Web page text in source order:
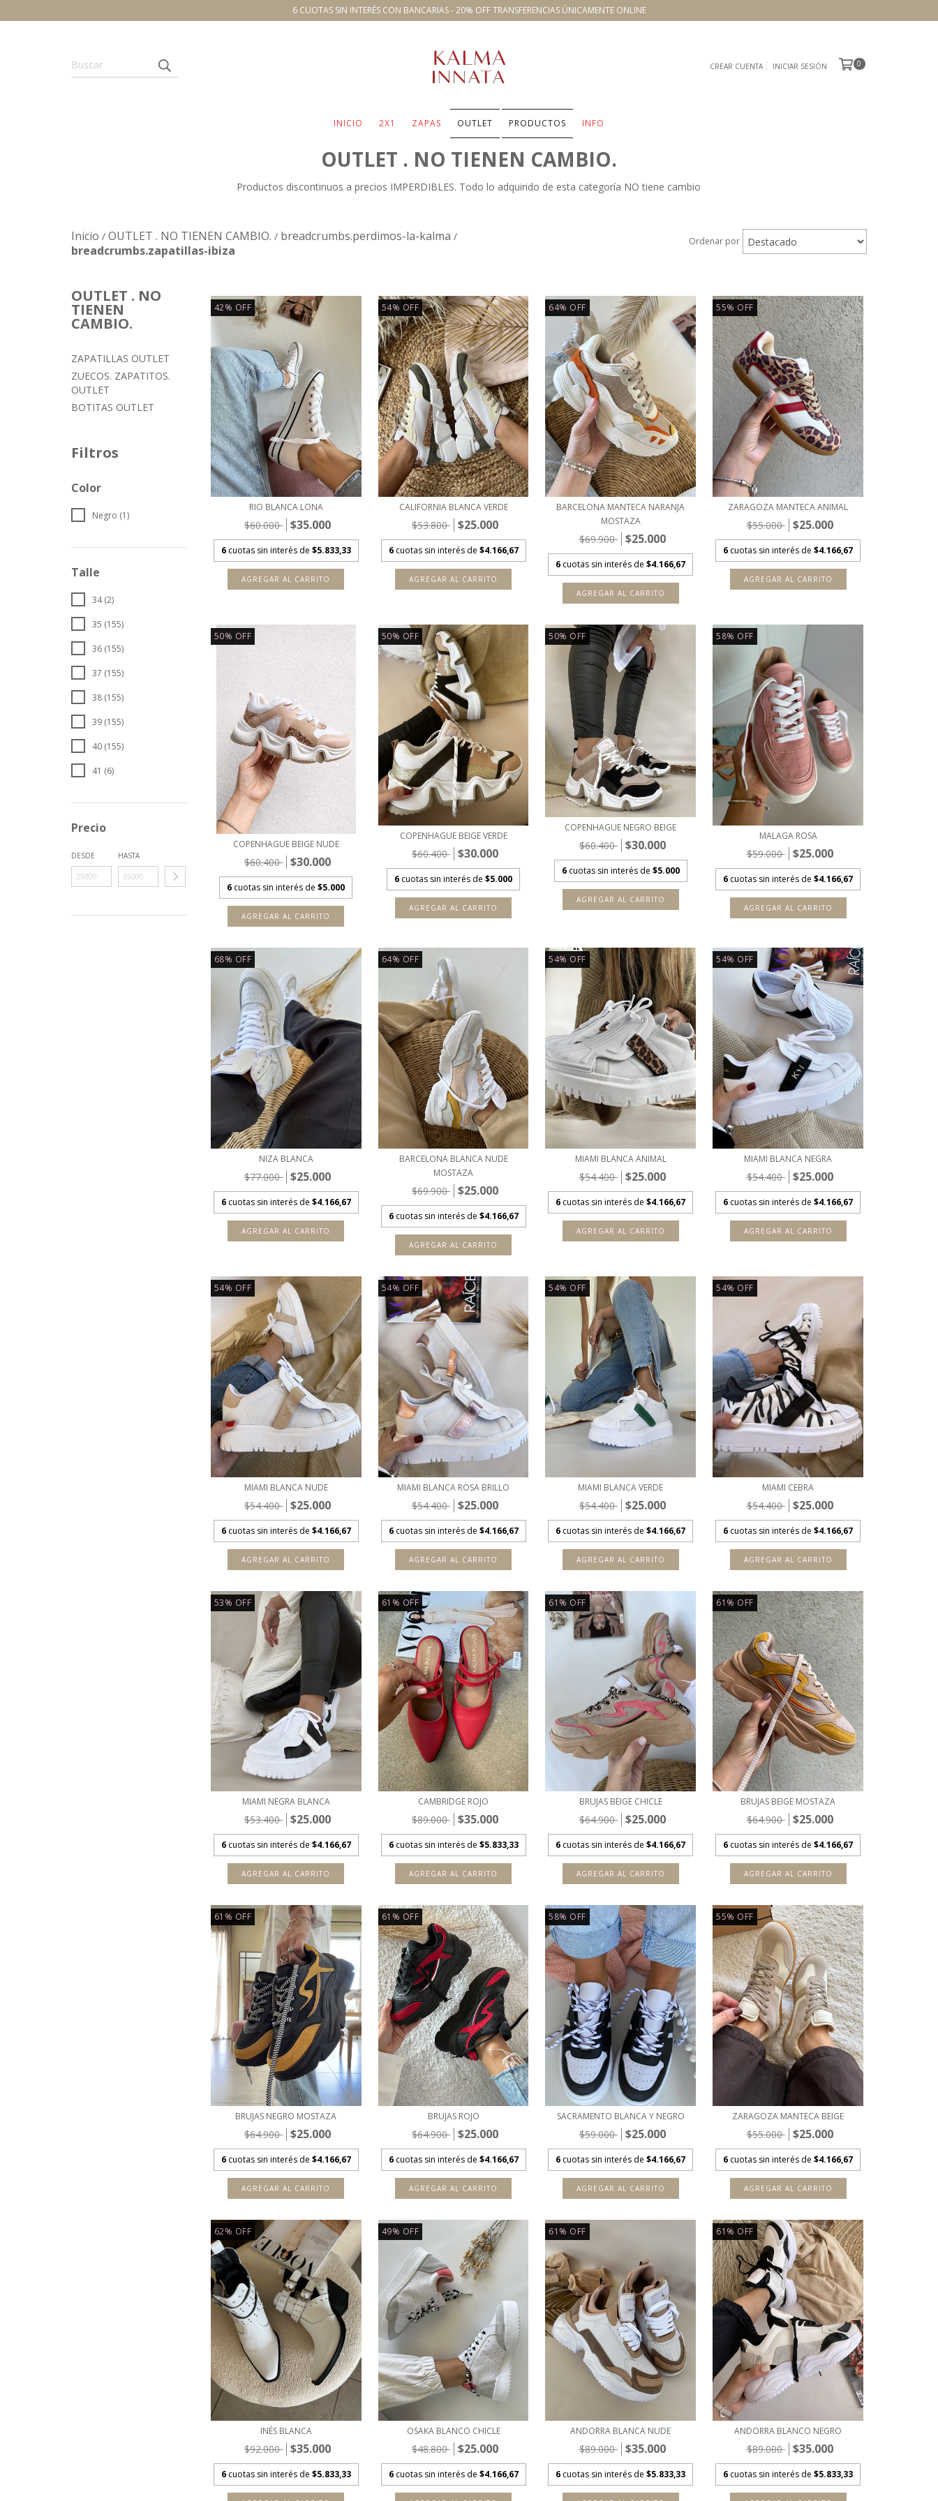
6 CUOTAS SIN INTERÉS CON BANCARIAS - 20% OFF TRANSFERENCIAS ÚNICAMENTE ONLINE
CREAR CUENTA INICIAR SESIÓN 0
INICIO 2X1 ZAPAS OUTLET PRODUCTOS INFO
OUTLET . NO TIENEN CAMBIO.
Productos discontinuos a precios IMPERDIBLES. Todo lo adquirido de esta categoría NO tiene cambio
Inicio / OUTLET . NO TIENEN CAMBIO. / breadcrumbs.perdimos-la-kalma /
breadcrumbs.zapatillas-ibiza
Ordenar por
OUTLET . NO
TIENEN
CAMBIO.
ZAPATILLAS OUTLET
ZUECOS. ZAPATITOS.
OUTLET
BOTITAS OUTLET
Filtros
Color
Negro (1)
Talle
34 (2)
35 (155)
36 (155)
37 (155)
38 (155)
39 (155)
40 (155)
41 (6)
Precio
DESDE HASTA
42% OFF
RIO BLANCA LONA
$60.000 $35.000
6 cuotas sin interés de $5.833,33
AGREGAR AL CARRITO
54% OFF
CALIFORNIA BLANCA VERDE
$53.800 $25.000
6 cuotas sin interés de $4.166,67
AGREGAR AL CARRITO
64% OFF
BARCELONA MANTECA NARANJA
MOSTAZA
$69.900 $25.000
6 cuotas sin interés de$4.166,67
AGREGAR AL CARRITO
55% OFF
ZARAGOZA MANTECA ANIMAL
$55.000 $25.000
6 cuotas sin interés de$4.166,67
AGREGAR AL CARRITO
50% OFF
COPENHAGUE BEIGE NUDE
$60.400 $30.000
6 cuotas sin interés de$5.000
AGREGAR AL CARRITO
50% OFF
COPENHAGUE BEIGE VERDE
$60.400 $30.000
6 cuotas sin interés de$5.000
AGREGAR AL CARRITO
50% OFF
COPENHAGUE NEGRO BEIGE
$60.400 $30.000
6 cuotas sin interés de $5.000
AGREGAR AL CARRITO
58% OFF
MALAGA ROSA
$59.000 $25.000
6 cuotas sin interés de$4.166,67
AGREGAR AL CARRITO
68% OFF
NIZA BLANCA
$77.000 $25.000
6 cuotas sin interés de $4.166,67
AGREGAR AL CARRITO
64% OFF
BARCELONA BLANCA NUDE
MOSTAZA
$69.900 $25.000
6 cuotas sin interés de $4.166,67
AGREGAR AL CARRITO
54% OFF
MIAMI BLANCA ANIMAL
$54.400 $25.000
6 cuotas sin interés de$4.166,67
AGREGAR AL CARRITO
54% OFF
MIAMI BLANCA NEGRA
$54.400 $25.000
6 cuotas sin interés de$4.166,67
AGREGAR AL CARRITO
54% OFF
MIAMI BLANCA NUDE
$54.400 $25.000
6 cuotas sin interés de $4.166,67
AGREGAR AL CARRITO
54% OFF
MIAMI BLANCA ROSA BRILLO
$54.400 $25.000
6 cuotas sin interés de $4.166,67
AGREGAR AL CARRITO
54% OFF
MIAMI BLANCA VERDE
$54.400 $25.000
6 cuotas sin interés de$4.166,67
AGREGAR AL CARRITO
54% OFF
MIAMI CEBRA
$54.400 $25.000
6 cuotas sin interés de$4.166,67
AGREGAR AL CARRITO
53% OFF
MIAMI NEGRA BLANCA
$53.400 $25.000
6 cuotas sin interés de $4.166,67
AGREGAR AL CARRITO
61 % OFF
CAMBRIDGE ROJO
$89.000 $35.000
6 cuotas sin interés de $5.833,33
AGREGAR AL CARRITO
61 % OFF
BRUJAS BEIGE CHICLE
$64.900 $25.000
6 cuotas sin interés de$4.166,67
AGREGAR AL CARRITO
61 % OFF
BRUJAS BEIGE MOSTAZA
$64.900 $25.000
6 cuotas sin interés de$4.166,67
AGREGAR AL CARRITO
61 % OFF
BRUJAS NEGRO MOSTAZA
$64.900 $25.000
6 cuotas sin interés de $4.166,67
AGREGAR AL CARRITO
61 % OFF
BRUJAS ROJO
$64.900 $25.000
6 cuotas sin interés de $4.166,67
AGREGAR AL CARRITO
58% OFF
SACRAMENTO BLANCA Y NEGRO
$59.000 $25.000
6 cuotas sin interés de$4.166,67
AGREGAR AL CARRITO
55% OFF
ZARAGOZA MANTECA BEIGE
$55.000 $25.000
6 cuotas sin interés de$4.166,67
AGREGAR AL CARRITO
62% OFF
INÉS BLANCA
$92.000 $35.000
6 cuotas sin interés de $5.833,33
49% OFF
OSAKA BLANCO CHICLE
$48.800 $25.000
6 cuotas sin interés de $4.166,67
61 % OFF
ANDORRA BLANCA NUDE
$89.000 $35.000
6 cuotas sin interés de$5.833,33
61 % OFF
ANDORRA BLANCO NEGRO
$89.000 $35.000
6 cuotas sin interés de$5.833,33